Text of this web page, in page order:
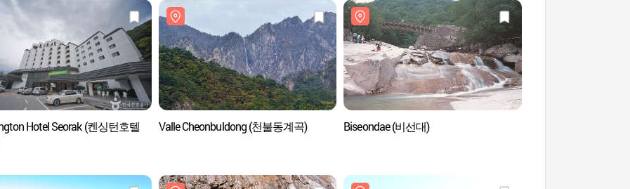
Hotel Seorak (켄싱턴호텔
Valle Cheonbuldong (천불동계곡) Biseondae (비선대)